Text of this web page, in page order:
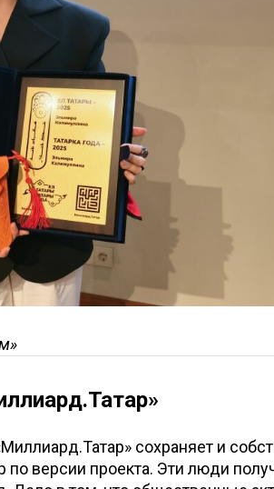
сохраняет и
по версии проекта. Эти люди